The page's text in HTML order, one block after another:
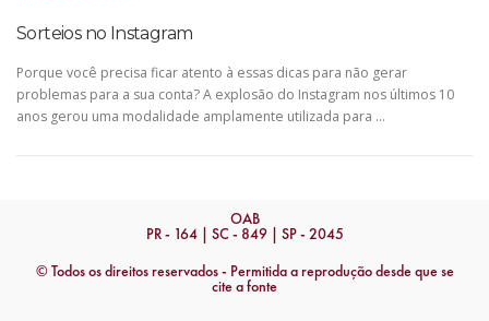
Sorteios no Instagram
Porque você precisa ficar atento à essas dicas para não gerar
problemas para a sua conta? A explosão do Instagram nos últimos 10
anos gerou uma modalidade amplamente utilizada para …
OAB
PR - 164 | SC - 849 | SP - 2045
© Todos os direitos reservados - Permitida a reprodução desde que se
cite a fonte